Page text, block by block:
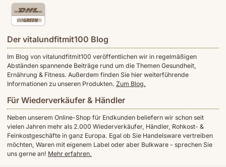
Der vitalundfitmit100 Blog
Im Blog von vitalundfitmit100 veröffentlichen wir in regelmäßigen
Abständen spannende Beiträge rund um die Themen Gesundheit,
Ernährung & Fitness. Außerdem finden Sie hier weiterführende
Informationen zu unseren Produkten. Zum Blog.
Für Wiederverkäufer & Händler
Neben unserem Online-Shop für Endkunden beliefern wir schon seit
vielen Jahren mehr als 2.000 Wiederverkäufer, Händler, Rohkost- &
Feinkostgeschäfte in ganz Europa. Egal ob Sie Handelsware vertreiben
möchten, Waren mit eigenem Label oder aber Bulkware - sprechen Sie
uns gerne an! Mehr erfahren.